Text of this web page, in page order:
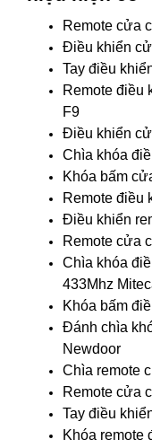
Remote cửa
Điều khiển
Tay điều
Remote điều
F9
Điều khiển
Chìa khóa
Khóa bấm
Remote điều
Điều khiển
Remote cửa
Chìa khóa
433Mhz
Khóa bấm
Đánh chìa
Newdoor
Chìa remote
Remote cửa
Tay điều
Khóa remote